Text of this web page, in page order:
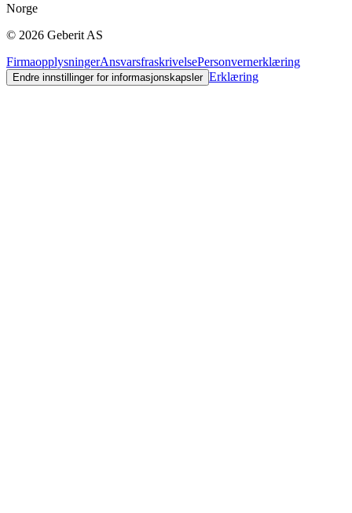
Norge
© 2026 Geberit AS
FirmaopplysningerAnsvarsfraskrivelsePersonvernerklæring
Endre innstillinger for informasjonskapsler Erklæring